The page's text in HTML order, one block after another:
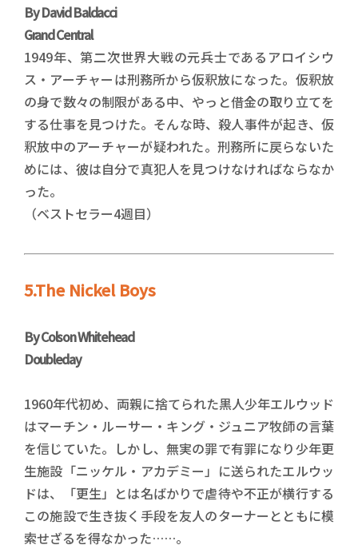
By David Baldacci
Grand Central
1949年、第二次世界大戦の元兵士であるアロイシウ
ス・アーチャーは刑務所から仮釈放になった。仮釈放
の身で数々の制限がある中、やっと借金の取り立てを
する仕事を見つけた。そんな時、殺人事件が起き、仮
釈放中のアーチャーが疑われた。刑務所に戻らないた
めには、彼は自分で真犯人を見つけなければならなか
った。
（ベストセラー4週目）
5.The Nickel Boys
By Colson Whitehead
Doubleday
1960年代初め、両親に捨てられた黒人少年エルウッド
はマーチン・ルーサー・キング・ジュニア牧師の言葉
を信じていた。しかし、無実の罪で有罪になり少年更
生施設「ニッケル・アカデミー」に送られたエルウッ
ドは、「更生」とは名ばかりで虐待や不正が横行する
この施設で生き抜く手段を友人のターナーとともに模
索せざるを得なかった……。